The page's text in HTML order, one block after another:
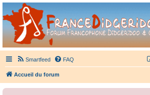
France Didgeridoo
Didgeridoo et Guimbarde sur France Didgeridoo - retrouvez
Smartfeed FAQ
Accueil du forum